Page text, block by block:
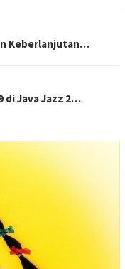
Keberlanjutan…
di Java Jazz 2…